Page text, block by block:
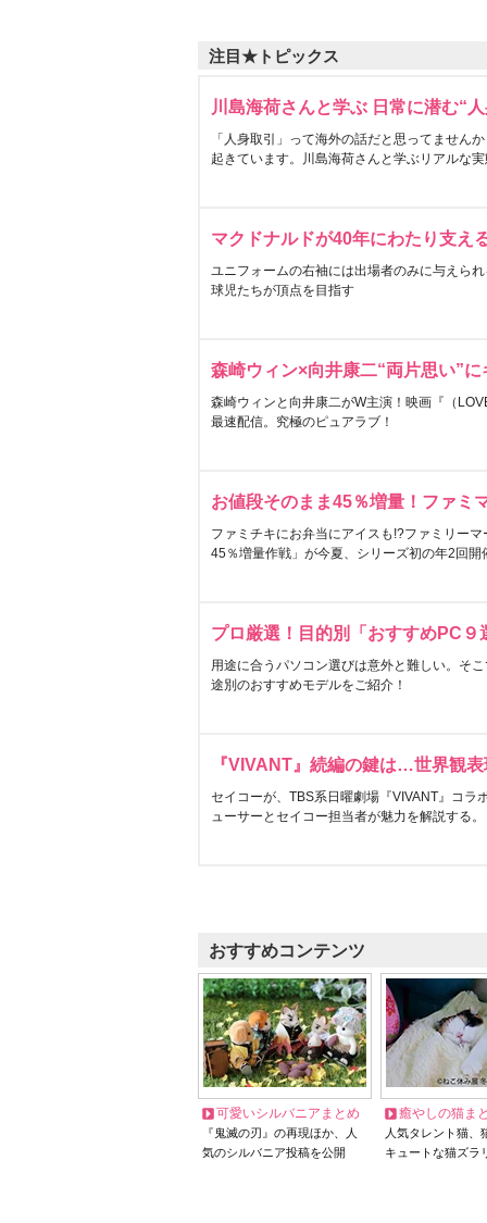
注目★トピックス
川島海荷さんと学ぶ 日常に潜む“
「人身取引」って海外の話だと思ってません
起きています。川島海荷さんと学ぶリアルな
マクドナルドが40年にわたり支え
ユニフォームの右袖には出場者のみに与えら
球児たちが頂点を目指す
森崎ウィン×向井康二“両片思い”
森崎ウィンと向井康二がW主演！映画『（
最速配信。究極のピュアラブ！
お値段そのまま45％増量！ファミ
ファミチキにお弁当にアイスも!?ファミリー
45％増量作戦」が今夏、シリーズ初の年2回開
プロ厳選！目的別「おすすめPC９
用途に合うパソコン選びは意外と難しい。そ
途別のおすすめモデルをご紹介！
『VIVANT』続編の鍵は…世界観
セイコーが、TBS系日曜劇場『VIVANT』コラ
ューサーとセイコー担当者が魅力を解説する。
おすすめコンテンツ
可愛いシルバニアまとめ
『鬼滅の刃』の再現ほか、人
気のシルバニア投稿を公開
癒やしの猫ま
人気タレント猫
キュートな猫ズラ